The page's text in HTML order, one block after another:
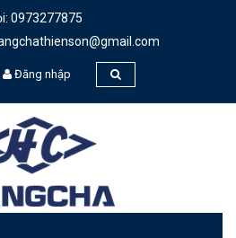
0973277875
Đăng nhập